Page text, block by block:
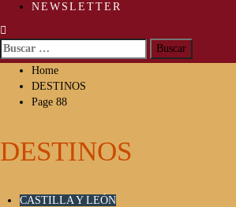
NEWSLETTER
Buscar:
Home
DESTINOS
Page 88
DESTINOS
CASTILLA Y LEÓN